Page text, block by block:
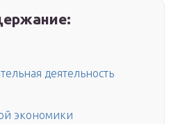
деятельность
экономики